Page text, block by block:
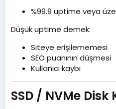
%99.9 uptime veya
Düşük uptime demek:
Siteye erişilememesi
SEO puanının düşmesi
Kullanıcı kaybı
SSD / NVMe Disk